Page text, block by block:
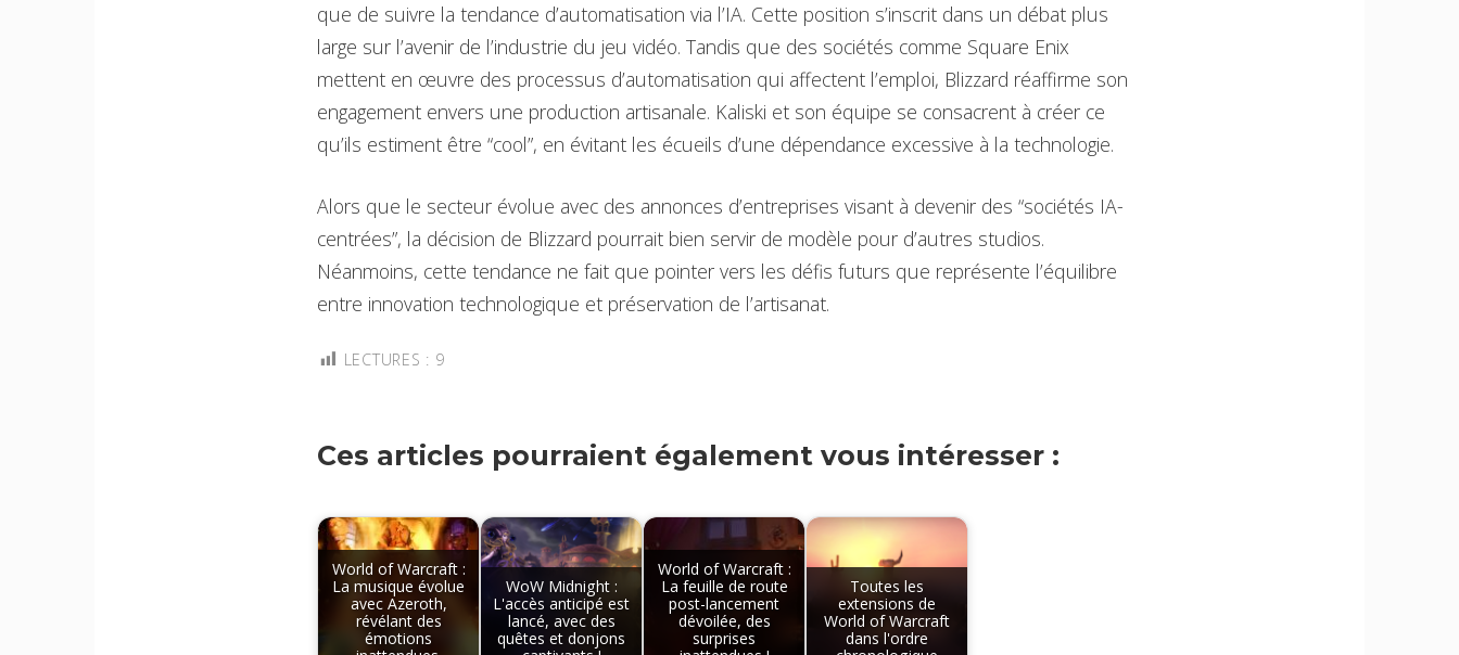
que de suivre la tendance d’automatisation via l’IA. Cette position s’inscrit dans un débat plus
large sur l’avenir de l’industrie du jeu vidéo. Tandis que des sociétés comme Square Enix
mettent en œuvre des processus d’automatisation qui affectent l’emploi, Blizzard réaffirme son
engagement envers une production artisanale. Kaliski et son équipe se consacrent à créer ce
qu’ils estiment être “cool”, en évitant les écueils d’une dépendance excessive à la technologie.
Alors que le secteur évolue avec des annonces d’entreprises visant à devenir des “sociétés IA-
centrées”, la décision de Blizzard pourrait bien servir de modèle pour d’autres studios.
Néanmoins, cette tendance ne fait que pointer vers les défis futurs que représente l’équilibre
entre innovation technologique et préservation de l’artisanat.
LECTURES : 9
Ces articles pourraient également vous intéresser :
World of Warcraft :
La musique évolue
avec Azeroth,
révélant des
émotions
WoW Midnight :
L'accès anticipé est
lancé, avec des
quêtes et donjons
World of Warcraft :
La feuille de route
post-lancement
dévoilée, des
surprises
Toutes les
extensions de
World of Warcraft
dans l'ordre